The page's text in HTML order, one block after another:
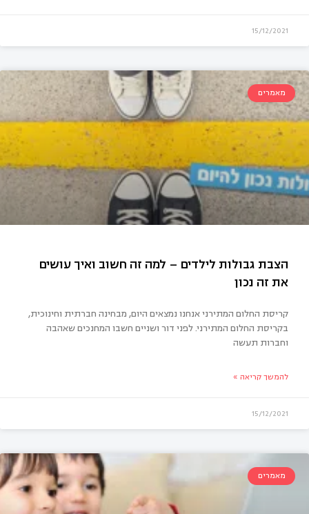
15/12/2021
מאמרים
זה נכון
קריסת החלום המתירני אנחנו נמצאים היום, מבחינה חברתית וחינוכית,
בקריסת החלום המתירני. לפני דור ושניים חשבו המחנכים שאהבה
וחברות תעשה
להמשך קריאה »
15/12/2021
מאמרים